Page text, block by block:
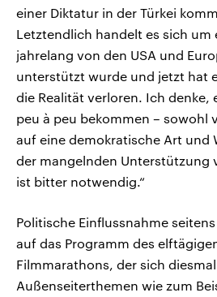
einer Diktatur in der Türkei
Letztendlich handelt es sich um
jahrelang von den USA und
unterstützt wurde und jetzt hat
die Realität verloren. Ich denke,
peu à peu bekommen – sowohl
auf eine demokratische Art und
der mangelnden Unterstützung
ist bitter notwendig.“
Politische Einflussnahme
auf das Programm des
Filmmarathons, der sich
Außenseiterthemen wie zum